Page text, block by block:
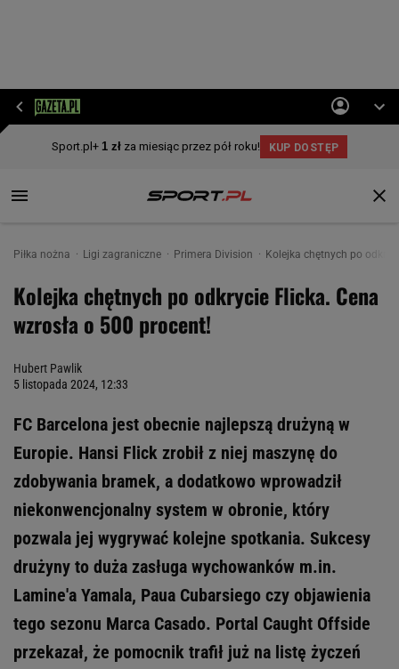
Piłka nożna Ligi zagraniczne Primera Division Kolejka chętnych po
Kolejka chętnych po odkrycie Flicka. Cena
wzrosła o 500 procent!
Hubert Pawlik
5 listopada 2024, 12:33
FC Barcelona jest obecnie najlepszą drużyną w
Europie. Hansi Flick zrobił z niej maszynę do
zdobywania bramek, a dodatkowo wprowadził
niekonwencjonalny system w obronie, który
pozwala jej wygrywać kolejne spotkania. Sukcesy
drużyny to duża zasługa wychowanków m.in.
Lamine'a Yamala, Paua Cubarsiego czy objawienia
tego sezonu Marca Casado. Portal Caught Offside
przekazał, że pomocnik trafił już na listę życzeń